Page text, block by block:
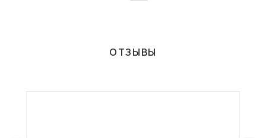
ОТЗЫВЫ